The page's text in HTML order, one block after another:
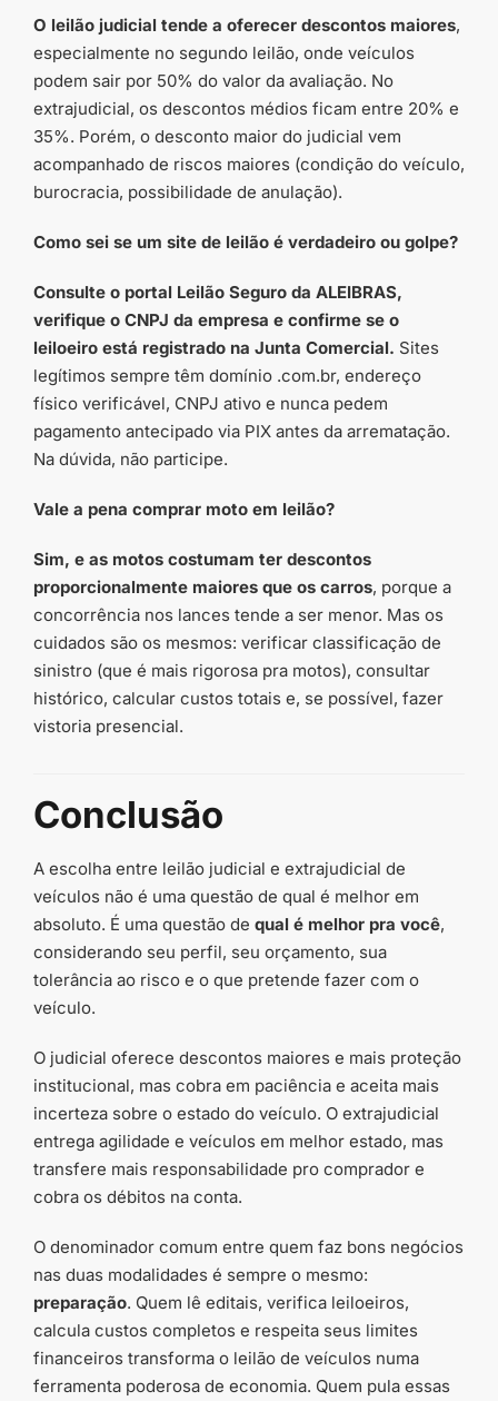
O leilão judicial tende a oferecer descontos maiores,
especialmente no segundo leilão, onde veículos
podem sair por 50% do valor da avaliação. No
extrajudicial, os descontos médios ficam entre 20% e
35%. Porém, o desconto maior do judicial vem
acompanhado de riscos maiores (condição do veículo,
burocracia, possibilidade de anulação).
Como sei se um site de leilão é verdadeiro ou golpe?
Consulte o portal Leilão Seguro da ALEIBRAS,
verifique o CNPJ da empresa e confirme se o
leiloeiro está registrado na Junta Comercial. Sites
legítimos sempre têm domínio .com.br, endereço
físico verificável, CNPJ ativo e nunca pedem
pagamento antecipado via PIX antes da arrematação.
Na dúvida, não participe.
Vale a pena comprar moto em leilão?
Sim, e as motos costumam ter descontos
proporcionalmente maiores que os carros, porque a
concorrência nos lances tende a ser menor. Mas os
cuidados são os mesmos: verificar classificação de
sinistro (que é mais rigorosa pra motos), consultar
histórico, calcular custos totais e, se possível, fazer
vistoria presencial.
Conclusão
A escolha entre leilão judicial e extrajudicial de
veículos não é uma questão de qual é melhor em
absoluto. É uma questão de qual é melhor pra você,
considerando seu perfil, seu orçamento, sua
tolerância ao risco e o que pretende fazer com o
veículo.
O judicial oferece descontos maiores e mais proteção
institucional, mas cobra em paciência e aceita mais
incerteza sobre o estado do veículo. O extrajudicial
entrega agilidade e veículos em melhor estado, mas
transfere mais responsabilidade pro comprador e
cobra os débitos na conta.
O denominador comum entre quem faz bons negócios
nas duas modalidades é sempre o mesmo:
preparação. Quem lê editais, verifica leiloeiros,
calcula custos completos e respeita seus limites
financeiros transforma o leilão de veículos numa
ferramenta poderosa de economia. Quem pula essas